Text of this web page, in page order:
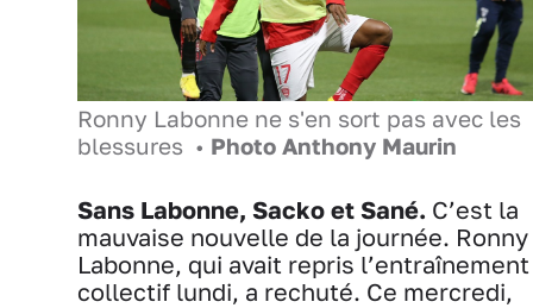
Ronny Labonne ne s'en sort pas avec les
blessures • Photo Anthony Maurin
Sans Labonne, Sacko et Sané. C’est la
mauvaise nouvelle de la journée. Ronny
Labonne, qui avait repris l’entraînement
collectif lundi, a rechuté. Ce mercredi,